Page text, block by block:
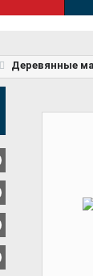
Деревянные